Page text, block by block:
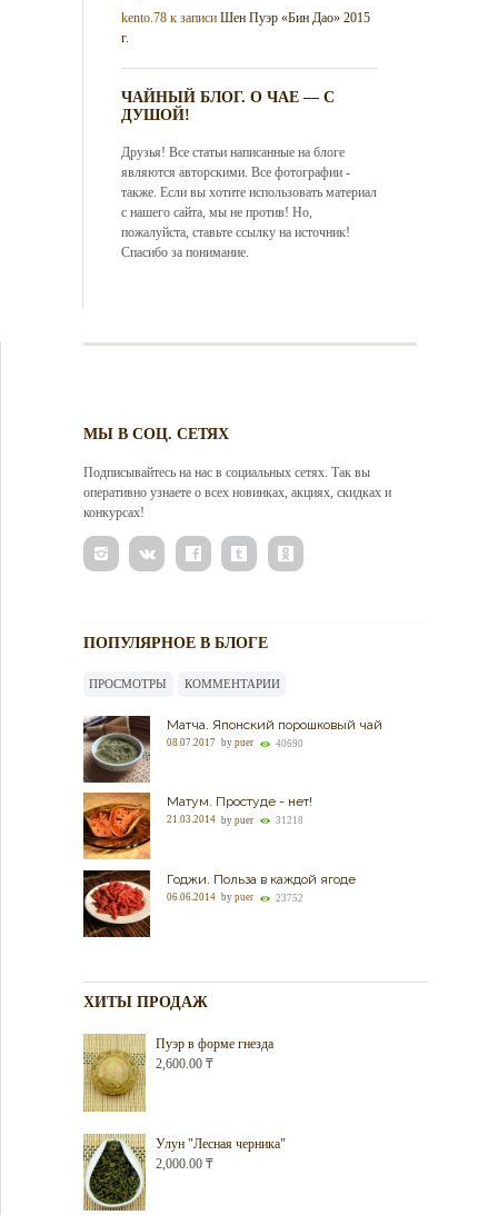
kento.78 к записиШен Пуэр «Бин Дао» 2015
г.
ЧАЙНЫЙ БЛОГ. О ЧАЕ — С
ДУШОЙ!
Друзья! Все статьи написанные на блоге
являются авторскими. Все фотографии -
также. Если вы хотите использовать материал
с нашего сайта, мы не против! Но,
пожалуйста, ставьте ссылку на источник!
Спасибо за понимание.
МЫ В СОЦ. СЕТЯХ
Подписывайтесь на нас в социальных сетях. Так вы
оперативно узнаете о всех новинках, акциях, скидках и
конкурсах!
ПОПУЛЯРНОЕ В БЛОГЕ
ПРОСМОТРЫ КОММЕНТАРИИ
Матча. Японский порошковый чай
08.07.2017 by puer 40690
Матум. Простуде - нет!
21.03.2014 by puer 31218
Годжи. Польза в каждой ягоде
06.06.2014 by puer 23752
ХИТЫ ПРОДАЖ
Пуэр в форме гнезда
2,600.00 ₸
Улун "Лесная черника"
2,000.00 ₸